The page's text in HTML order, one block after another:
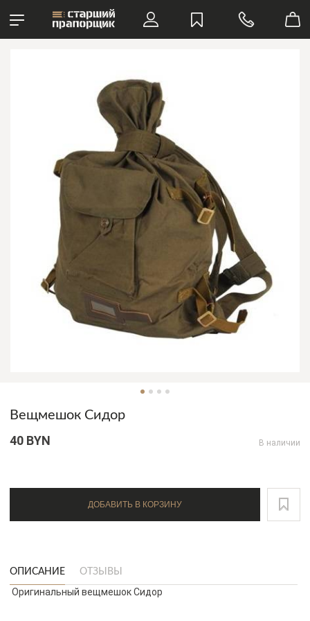
Вещмешок Сидор
40 BYN В наличии
ДОБАВИТЬ В КОРЗИНУ
ОПИСАНИЕ ОТЗЫВЫ
Оригинальный вещмешок Сидор